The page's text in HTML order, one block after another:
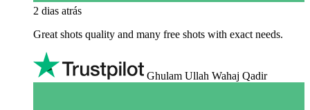
2 dias atrás
Great shots quality and many free shots with exact needs.
Ghulam Ullah Wahaj Qadir